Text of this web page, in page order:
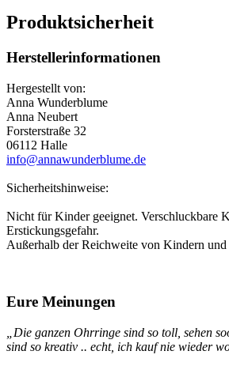
Produktsicherheit
Herstellerinformationen
Hergestellt von:
Anna Wunderblume
Anna Neubert
Forsterstraße 32
06112 Halle
info@annawunderblume.de
Sicherheitshinweise:
Nicht für Kinder geeignet. Verschluckbare
Erstickungsgefahr.
Außerhalb der Reichweite von Kindern und
Eure Meinungen
„Die ganzen Ohrringe sind so toll, sehen
sind so kreativ .. echt, ich kauf nie wieder